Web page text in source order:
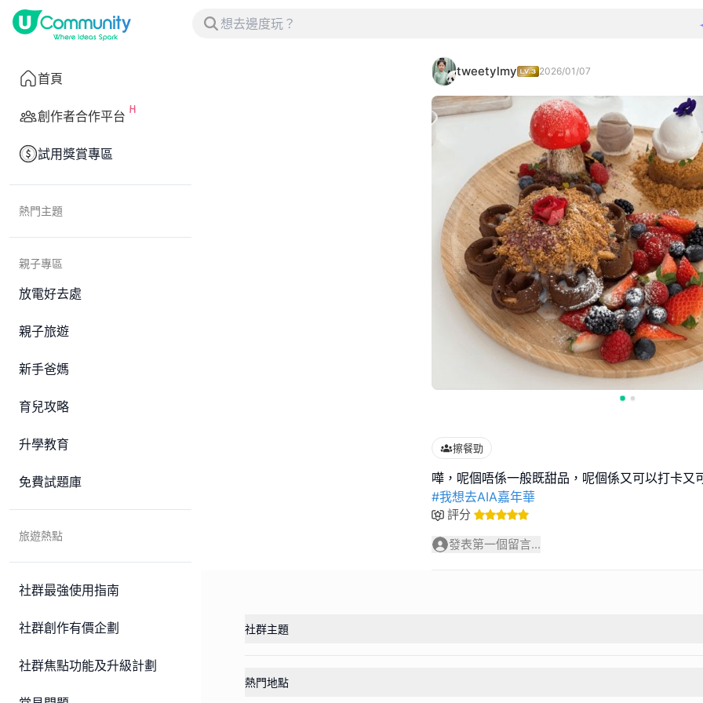
首頁
創作者合作平台
試用獎賞專區
熱門主題
親子專區
放電好去處
親子旅遊
新手爸媽
育兒攻略
升學教育
免費試題庫
旅遊熱點
社群最強使用指南
社群創作有價企劃
社群焦點功能及升級計劃
tweetylmy 2026/01/07
擦餐勁
#我想去AIA嘉年華
評分
發表第一個留言...
社群主題
熱門地點